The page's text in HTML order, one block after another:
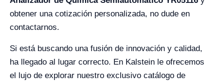
obtener una cotización personalizada, no dude en
contactarnos.
Si está buscando una fusión de innovación y calidad,
ha llegado al lugar correcto. En Kalstein le ofrecemos
el lujo de explorar nuestro exclusivo catálogo de